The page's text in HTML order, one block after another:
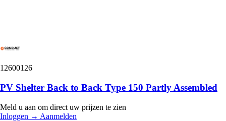
12600126
PV Shelter Back to Back Type 150 Partly Assembled
Meld u aan om direct uw prijzen te zien
Inloggen → Aanmelden